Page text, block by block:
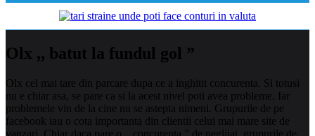
Olx ,, batut la fundul gol ”
Olx cel mai tare din parcare dupa ce a inghitit concurenta. Si totusi
nu e chiar asa, se pare ca si la acest nivel poti avea probleme. Iar
problemele vin de la cine nu se astepta nimeni. Grupurile de pe
facebook iau o cota importanta din clientii celui mai mare site de
vanzari. Chiar daca pare o ,, concurenta ” de neglijat, grupurile de